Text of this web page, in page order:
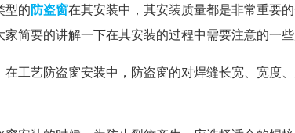
型的 防盗窗在其安装中，其安装质量都是非常重要
家简要的讲解一下在其安装的过程中需要注意的一些
在工艺防盗窗安装中，防盗窗的对焊缝长宽、宽度